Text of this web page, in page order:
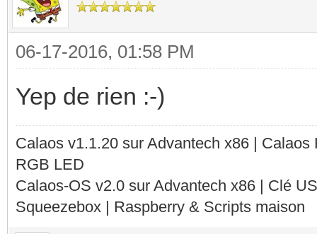
06-17-2016, 01:58 PM
Yep de rien :-)
Calaos v1.1.20 sur Advantech x86 |
RGB LED
Calaos-OS v2.0 sur Advantech x86 | Clé
Squeezebox | Raspberry & Scripts maison